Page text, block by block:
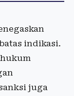
indikasi.
juga